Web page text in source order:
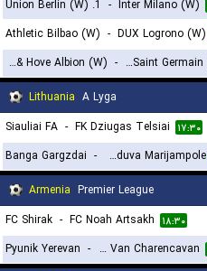
1. Union Berlin (W) - Inter Milano (W)
Athletic Bilbao (W) - DUX Logrono (W)
Brighton & Hove Albion (W)
- Paris Saint Germain (W)
۱۴:۳۰Lithuania A Lyga
Siauliai FA - FK Dziugas Telsiai ۱۷:۳۰
Banga Gargzdai - FK Suduva Marijampole
Armenia Premier League
FC Shirak - FC Noah Artsakh ۱۸:۳۰
Pyunik Yerevan - FC Van Charencavan